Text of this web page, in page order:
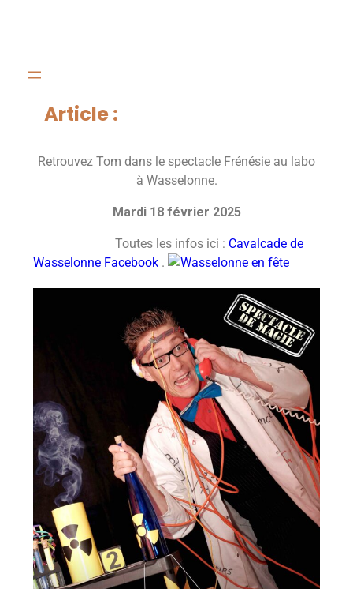
Article :
Retrouvez Tom dans le spectacle Frénésie au labo
à Wasselonne.
Mardi 18 février 2025
Toutes les infos ici : Cavalcade de
Wasselonne Facebook .